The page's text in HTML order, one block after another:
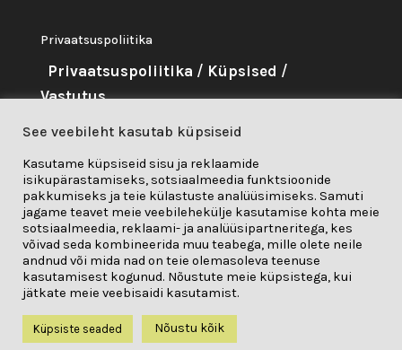
Privaatsuspoliitika
Privaatsuspoliitika / Küpsised /
Vastutus
Seda projekti on rahastanud
Euroopa Liidu teadus- ja
innovatsiooniprogramm "Horisont
2020" toetuslepingu nr 841850 alusel.
See veebileht kasutab küpsiseid
Kasutame küpsiseid sisu ja reklaamide
isikupärastamiseks, sotsiaalmeedia funktsioonide
pakkumiseks ja teie külastuste analüüsimiseks. Samuti
jagame teavet meie veebilehekülje kasutamise kohta meie
sotsiaalmeedia, reklaami- ja analüüsipartneritega, kes
võivad seda kombineerida muu teabega, mille olete neile
andnud või mida nad on teie olemasoleva teenuse
kasutamisest kogunud. Nõustute meie küpsistega, kui
jätkate meie veebisaidi kasutamist.
Küpsiste seaded Nõustu kõik